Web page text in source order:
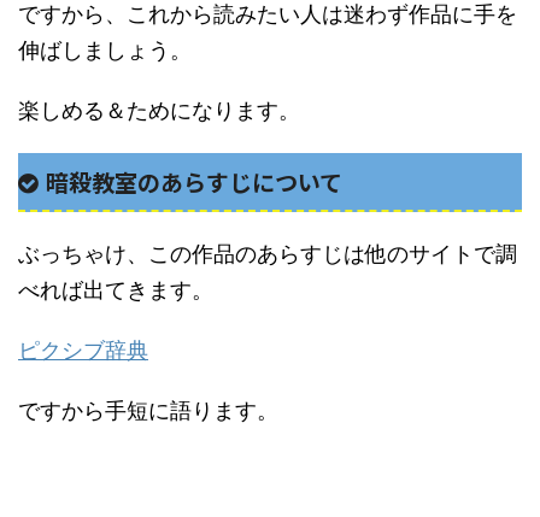
ですから、これから読みたい人は迷わず作品に手を
伸ばしましょう。
楽しめる＆ためになります。
暗殺教室のあらすじについて
ぶっちゃけ、この作品のあらすじは他のサイトで調
べれば出てきます。
ピクシブ辞典
ですから手短に語ります。